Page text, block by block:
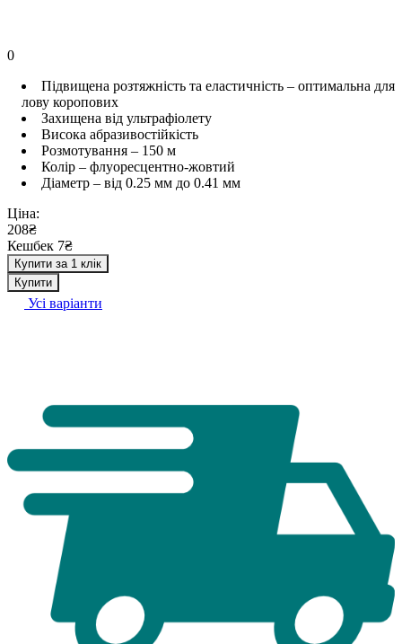
0
Підвищена розтяжність та еластичність – оптимальна для
лову коропових
Захищена від ультрафіолету
Висока абразивостійкість
Розмотування – 150 м
Колір – флуоресцентно-жовтий
Діаметр – від 0.25 мм до 0.41 мм
Ціна:
208₴
Кешбек 7₴
Купити за 1 клік
Купити
Усі варіанти